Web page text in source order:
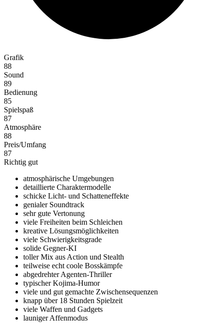
Grafik
88
Sound
89
Bedienung
85
Spielspaß
87
Atmosphäre
88
Preis/Umfang
87
Richtig gut
atmosphärische Umgebungen
detaillierte Charaktermodelle
schicke Licht- und Schatteneffekte
genialer Soundtrack
sehr gute Vertonung
viele Freiheiten beim Schleichen
kreative Lösungsmöglichkeiten
viele Schwierigkeitsgrade
solide Gegner-KI
toller Mix aus Action und Stealth
teilweise echt coole Bosskämpfe
abgedrehter Agenten-Thriller
typischer Kojima-Humor
viele und gut gemachte Zwischensequenzen
knapp über 18 Stunden Spielzeit
viele Waffen und Gadgets
launiger Affenmodus